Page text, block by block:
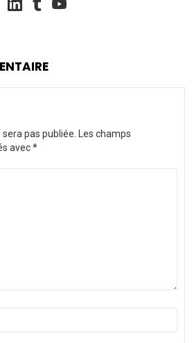
pas publiée.
Les champs
avec*